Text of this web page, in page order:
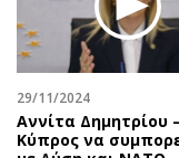
29/11/2024
Αννίτα Δημητρίου
Κύπρος να